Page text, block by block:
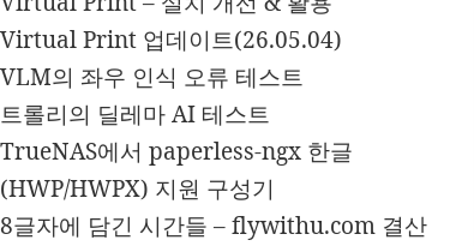
Virtual Print 업데이트(26.05.04)
VLM의 좌우 인식 오류 테스트
트롤리의 딜레마 AI 테스트
TrueNAS에서 paperless-ngx 한글
(HWP/HWPX) 지원 구성기
8글자에 담긴 시간들 – flywithu.com 결산